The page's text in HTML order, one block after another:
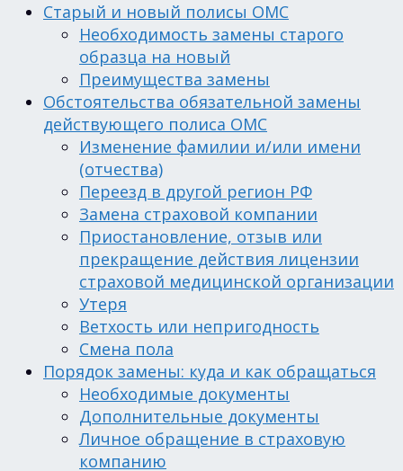
Старый и новый полисы ОМС
Необходимость замены старого
образца на новый
Преимущества замены
Обстоятельства обязательной замены
действующего полиса ОМС
Изменение фамилии и/или имени
(отчества)
Переезд в другой регион РФ
Замена страховой компании
Приостановление, отзыв или
прекращение действия лицензии
страховой медицинской организации
Утеря
Ветхость или непригодность
Смена пола
Порядок замены: куда и как обращаться
Необходимые документы
Дополнительные документы
Личное обращение в страховую
компанию